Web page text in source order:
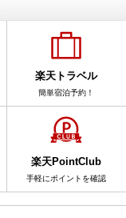
楽天トラベル
簡単宿泊予約！
楽天PointClub
手軽にポイントを確認